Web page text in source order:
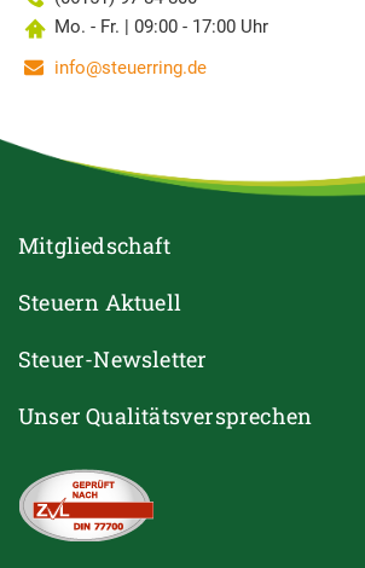
Mo. - Fr. | 09:00 - 17:00 Uhr
info@steuerring.de
Mitgliedschaft
Steuern Aktuell
Steuer-Newsletter
Unser Qualitätsversprechen